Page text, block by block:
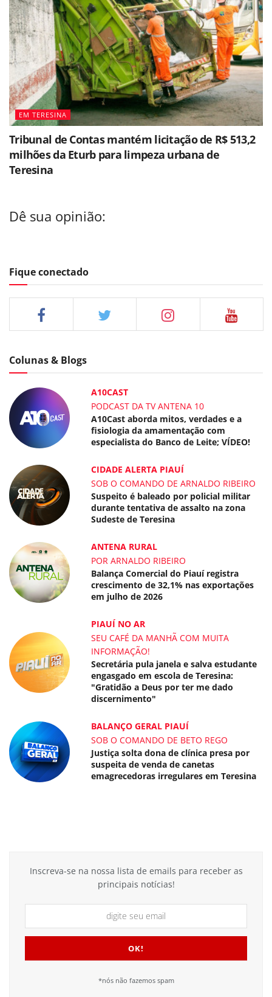
EM TERESINA
Tribunal de Contas mantém licitação de R$ 513,2
milhões da Eturb para limpeza urbana de
Teresina
Dê sua opinião:
Fique conectado
Colunas & Blogs
A10CAST
PODCAST DA TV ANTENA 10
A10Cast aborda mitos, verdades e a
fisiologia da amamentação com
especialista do Banco de Leite; VÍDEO!
CIDADE ALERTA PIAUÍ
SOB O COMANDO DE ARNALDO RIBEIRO
Suspeito é baleado por policial militar
durante tentativa de assalto na zona
Sudeste de Teresina
ANTENA RURAL
POR ARNALDO RIBEIRO
Balança Comercial do Piauí registra
crescimento de 32,1% nas exportações
em julho de 2026
PIAUÍ NO AR
SEU CAFÉ DA MANHÃ COM MUITA
INFORMAÇÃO!
Secretária pula janela e salva estudante
engasgado em escola de Teresina:
"Gratidão a Deus por ter me dado
discernimento"
BALANÇO GERAL PIAUÍ
SOB O COMANDO DE BETO REGO
Justiça solta dona de clínica presa por
suspeita de venda de canetas
emagrecedoras irregulares em Teresina
Inscreva-se na nossa lista de emails para receber as
principais notícias!
*nós não fazemos spam